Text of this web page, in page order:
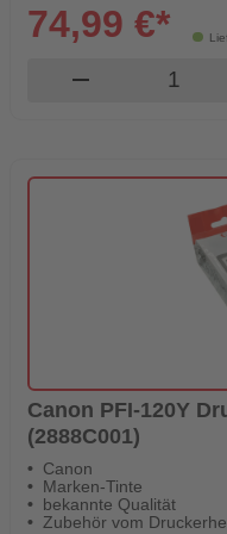
74,99 €*
remove
Canon PFI-120Y
(2888C001)
Canon
Marken-Tinte
bekannte Qualität
Zubehör vom